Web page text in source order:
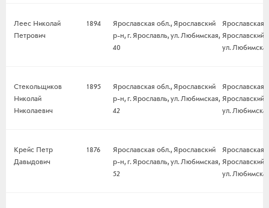
Леес Николай
Петрович
1894
Ярославская обл., Ярославский
р-н, г. Ярославль, ул. Любимская,
40
Ярославская
Ярославский
ул.
Стекольщиков
Николай
Николаевич
1895
Ярославская обл., Ярославский
р-н, г. Ярославль, ул. Любимская,
42
Ярославская
Ярославский
ул.
Крейс Петр
Давыдович
1876
Ярославская обл., Ярославский
р-н, г. Ярославль, ул. Любимская,
52
Ярославская
Ярославский
ул.